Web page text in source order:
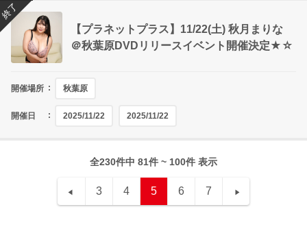
【プラネットプラス】11/22(土) 秋月まりな
＠秋葉原DVDリリースイベント開催決定★☆
開催場所 秋葉原
開催日 2025/11/22 2025/11/22
終了
全230件中 81件 ~ 100件 表示
3 4 5 6 7